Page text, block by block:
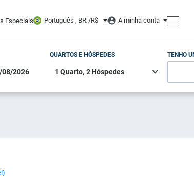
Especiais Português , BR /R$ A minha conta
QUARTOS E HÓSPEDES TENHO